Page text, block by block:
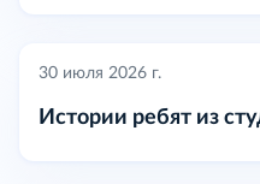
30 июля 2026 г.
Истории ребят из